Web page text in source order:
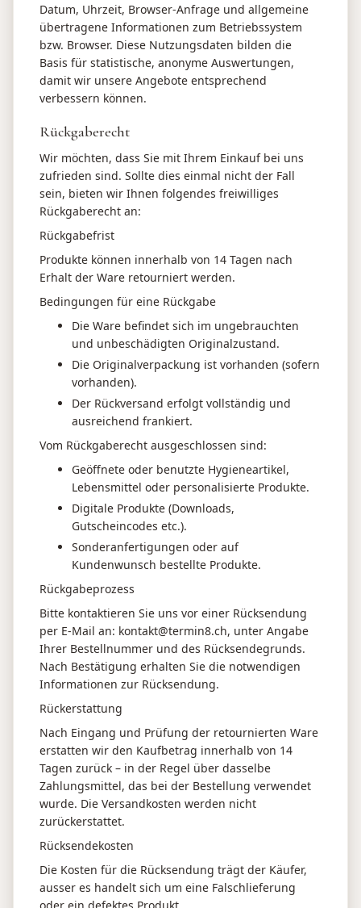
Datum, Uhrzeit, Browser-Anfrage und allgemeine
übertragene Informationen zum Betriebssystem
bzw. Browser. Diese Nutzungsdaten bilden die
Basis für statistische, anonyme Auswertungen,
damit wir unsere Angebote entsprechend
verbessern können.
Rückgaberecht
Wir möchten, dass Sie mit Ihrem Einkauf bei uns
zufrieden sind. Sollte dies einmal nicht der Fall
sein, bieten wir Ihnen folgendes freiwilliges
Rückgaberecht an:
Rückgabefrist
Produkte können innerhalb von 14 Tagen nach
Erhalt der Ware retourniert werden.
Bedingungen für eine Rückgabe
Die Ware befindet sich im ungebrauchten
und unbeschädigten Originalzustand.
Die Originalverpackung ist vorhanden (sofern
vorhanden).
Der Rückversand erfolgt vollständig und
ausreichend frankiert.
Vom Rückgaberecht ausgeschlossen sind:
Geöffnete oder benutzte Hygieneartikel,
Lebensmittel oder personalisierte Produkte.
Digitale Produkte (Downloads,
Gutscheincodes etc.).
Sonderanfertigungen oder auf
Kundenwunsch bestellte Produkte.
Rückgabeprozess
Bitte kontaktieren Sie uns vor einer Rücksendung
per E-Mail an: kontakt@termin8.ch, unter Angabe
Ihrer Bestellnummer und des Rücksendegrunds.
Nach Bestätigung erhalten Sie die notwendigen
Informationen zur Rücksendung.
Rückerstattung
Nach Eingang und Prüfung der retournierten Ware
erstatten wir den Kaufbetrag innerhalb von 14
Tagen zurück – in der Regel über dasselbe
Zahlungsmittel, das bei der Bestellung verwendet
wurde. Die Versandkosten werden nicht
zurückerstattet.
Rücksendekosten
Die Kosten für die Rücksendung trägt der Käufer,
ausser es handelt sich um eine Falschlieferung